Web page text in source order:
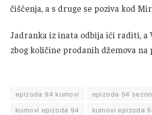
čišćenja, a s druge se poziva kod
Jadranka iz inata odbija ići raditi, a
zbog količine prodanih džemova na
epizoda 94 kumovi
epizoda 94
kumovi epizoda 94
kumovi epizoda